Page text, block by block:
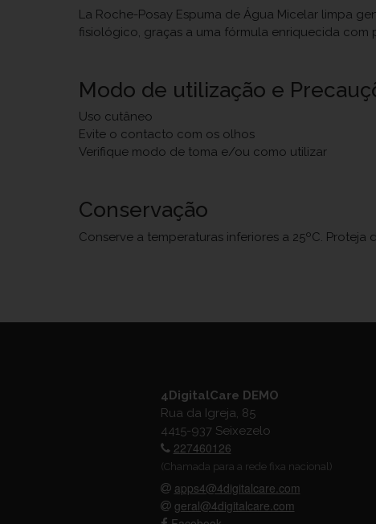
La Roche-Posay Espuma de Água Micelar limpa
fisiológico, graças a uma fórmula enriquecida com
Modo de utilização e
Uso cutâneo
Evite o contacto com os olhos
Verifique modo de toma e/ou como utilizar
Conservação
Conserve a temperaturas inferiores a 25ºC. Proteja
4DigitalCare DEMO
Rua da Igreja, 85
4415-937 Seixezelo
227460126
(Chamada para a rede fixa nacional)
apps4@4digitalcare.com
geral@4digitalcare.com